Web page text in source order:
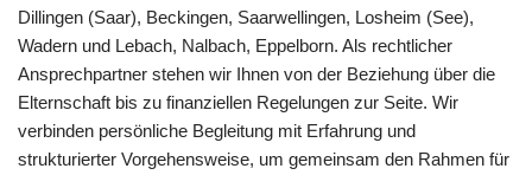
Dillingen (Saar), Beckingen, Saarwellingen, Losheim (See),
Wadern und Lebach, Nalbach, Eppelborn. Als rechtlicher
Ansprechpartner stehen wir Ihnen von der Beziehung über die
Elternschaft bis zu finanziellen Regelungen zur Seite. Wir
verbinden persönliche Begleitung mit Erfahrung und
strukturierter Vorgehensweise, um gemeinsam den Rahmen für